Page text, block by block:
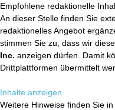
Empfohlene redaktionelle
An dieser Stelle finden Sie
redaktionelles Angebot
stimmen Sie zu, dass wir
Inc. anzeigen dürfen. Damit
Drittplattformen übermittelt
Inhalte anzeigen
Weitere Hinweise finden Sie